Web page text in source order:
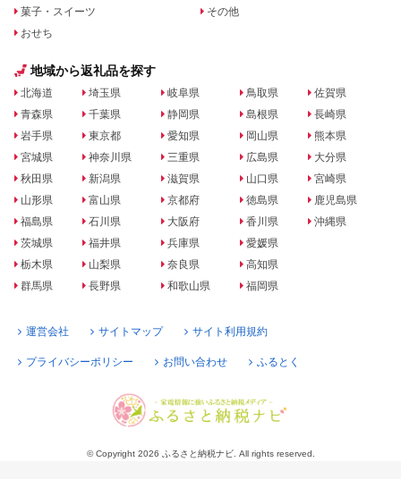
菓子・スイーツ
おせち
その他
地域から返礼品を探す
北海道
青森県
岩手県
宮城県
秋田県
山形県
福島県
茨城県
栃木県
群馬県
埼玉県
千葉県
東京都
神奈川県
新潟県
富山県
石川県
福井県
山梨県
長野県
岐阜県
静岡県
愛知県
三重県
滋賀県
京都府
大阪府
兵庫県
奈良県
和歌山県
鳥取県
島根県
岡山県
広島県
山口県
徳島県
香川県
愛媛県
高知県
福岡県
佐賀県
長崎県
熊本県
大分県
宮崎県
鹿児島県
沖縄県
運営会社 サイトマップ サイト利用規約
プライバシーポリシー お問い合わせ ふるとく
© Copyright 2026 ふるさと納税ナビ. All rights reserved.